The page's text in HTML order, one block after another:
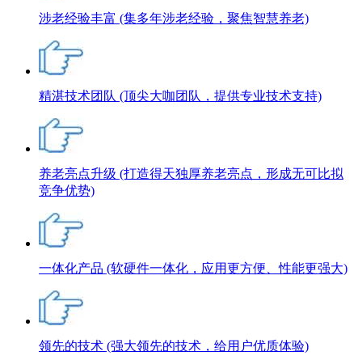
涉老经验丰富 (集多年涉老经验，聚焦智慧养老)
精湛技术团队 (顶尖大咖团队，提供专业技术支持)
养老亮点升级 (打造得天独厚养老亮点，形成无可比拟
竞争优势)
一体化产品 (软硬件一体化，应用更方便、性能更强大)
领先的技术 (强大领先的技术，给用户优质体验)